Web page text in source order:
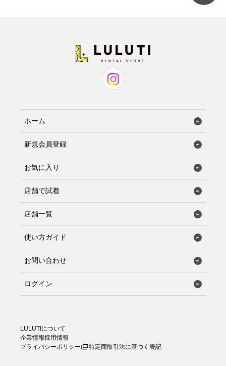
ホーム
新規会員登録
お気に入り
店舗で試着
店舗一覧
使い方ガイド
お問い合わせ
ログイン
LULUTIについて
企業情報採用情報
プライバシーポリシー
特定商取引法に基づく表記